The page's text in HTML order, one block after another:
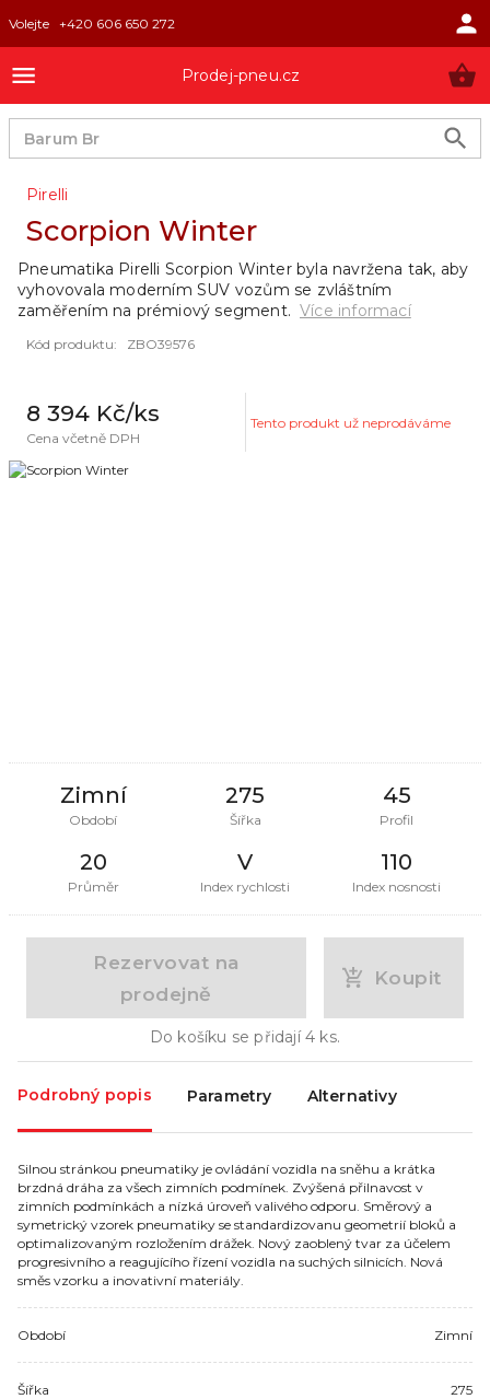
Volejte +420 606 650 272
Prodej-pneu.cz
Pirelli
Scorpion Winter
Kód produktu: ZBO39576
8 394 Kč/ks
Cena včetně DPH
Tento produkt už neprodáváme
Zimní
Období
275
Šířka
45
Profil
20
Průměr
V
Index rychlosti
110
Index nosnosti
Pneumatika Pirelli Scorpion Winter byla navržena tak, aby
vyhovovala moderním SUV vozům se zvláštním
zaměřením na prémiový segment. Více informací
Rezervovat na
prodejně
Koupit
Do košíku se přidají4 ks.
Podrobný popis Parametry Alternativy
Silnou stránkou pneumatiky je ovládání vozidla na sněhu a krátka
brzdná dráha za všech zimních podmínek. Zvýšená přilnavost v
zimních podmínkách a nízká úroveň valivého odporu. Směrový a
symetrický vzorek pneumatiky se standardizovanu geometrií bloků a
optimalizovaným rozložením drážek. Nový zaoblený tvar za účelem
progresivního a reagujícího řízení vozidla na suchých silnicích. Nová
směs vzorku a inovativní materiály.
Období Zimní
Šířka 275